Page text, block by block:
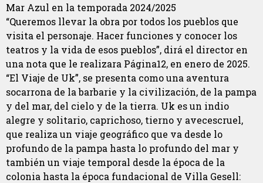
Mar Azul en la temporada 2024/2025
“Queremos llevar la obra por todos los pueblos que
visita el personaje. Hacer funciones y conocer los
teatros y la vida de esos pueblos”, dirá el director en
una nota que le realizara Página12, en enero de 2025.
“El Viaje de Uk”, se presenta como una aventura
socarrona de la barbarie y la civilización, de la pampa
y del mar, del cielo y de la tierra. Uk es un indio
alegre y solitario, caprichoso, tierno y avecescruel,
que realiza un viaje geográfico que va desde lo
profundo de la pampa hasta lo profundo del mar y
también un viaje temporal desde la época de la
colonia hasta la época fundacional de Villa Gesell: